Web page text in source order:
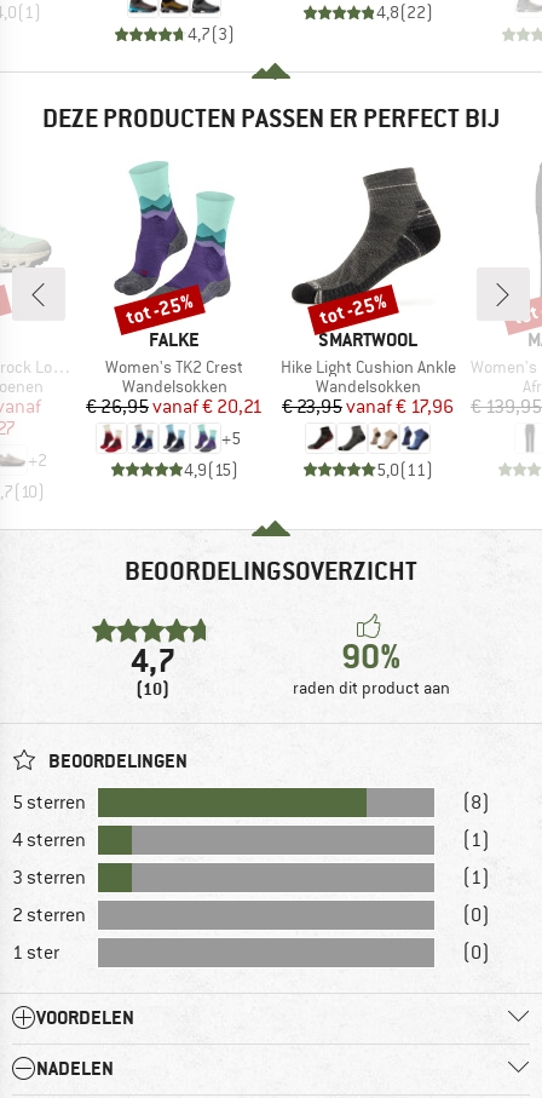
( 1)
4,7(3)
4,8(22)
DEZE PRODUCTEN PASSEN ER PERFECT BIJ
Low WP
prijs
+2
(10)
MERK
FALKE
Artikel
Women's TK2 Crest
Productgroep
Wandelsokken
Prijs
€ 26,95 Verlaagde prijs
vanaf€ 20,21
+5
4,9(15)
Korting
tot -25%
MERK
SMARTWOOL
Artikel
Hike Light Cushion Ankle
Productgroep
Wandelsokken
Prijs
€ 23,95 Verlaagde prijs
vanaf€ 17,96
5,0(11 )
Korting
tot -25%
Artikel
Women's
€ 139,95
BEOORDELINGSOVERZICHT
4,7
(10)
90%
raden dit product aan
BEOORDELINGEN
5 sterren
(8)
4 sterren
(1)
3 sterren
(1)
2 sterren
(0)
1 ster
(0)
VOORDELEN
NADELEN